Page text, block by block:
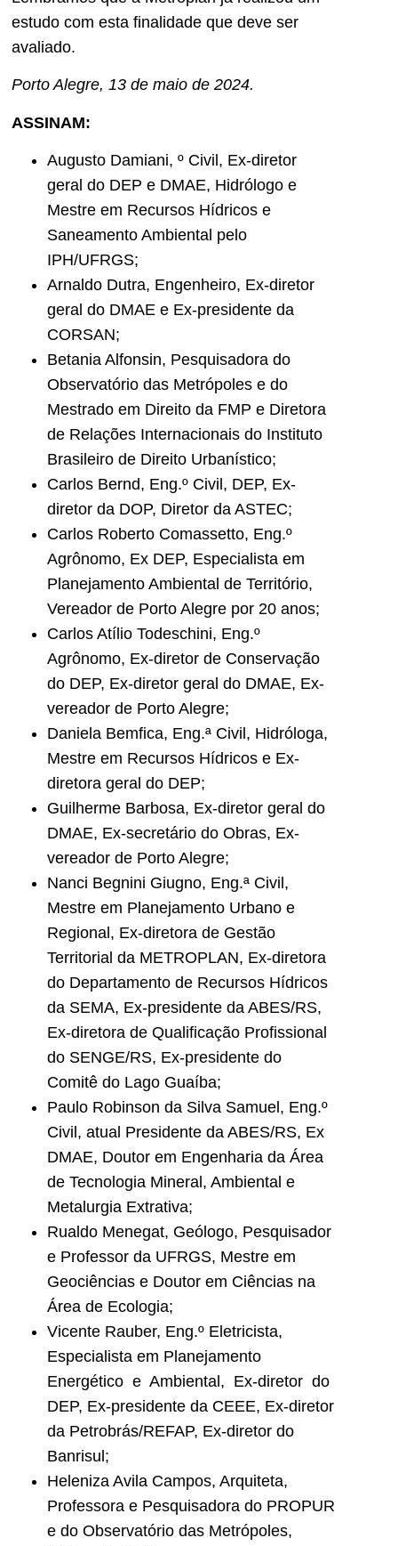
estudo com esta finalidade que deve ser
avaliado.
Porto Alegre, 13 de maio de 2024.
ASSINAM:
Augusto Damiani, º Civil, Ex-diretor
geral do DEP e DMAE, Hidrólogo e
Mestre em Recursos Hídricos e
Saneamento Ambiental pelo
IPH/UFRGS;
Arnaldo Dutra, Engenheiro, Ex-diretor
geral do DMAE e Ex-presidente da
CORSAN;
Betania Alfonsin, Pesquisadora do
Observatório das Metrópoles e do
Mestrado em Direito da FMP e Diretora
de Relações Internacionais do Instituto
Brasileiro de Direito Urbanístico;
Carlos Bernd, Eng.º Civil, DEP, Ex-
diretor da DOP, Diretor da ASTEC;
Carlos Roberto Comassetto, Eng.º
Agrônomo, Ex DEP, Especialista em
Planejamento Ambiental de Território,
Vereador de Porto Alegre por 20 anos;
Carlos Atílio Todeschini, Eng.º
Agrônomo, Ex-diretor de Conservação
do DEP, Ex-diretor geral do DMAE, Ex-
vereador de Porto Alegre;
Daniela Bemfica, Eng.ª Civil, Hidróloga,
Mestre em Recursos Hídricos e Ex-
diretora geral do DEP;
Guilherme Barbosa, Ex-diretor geral do
DMAE, Ex-secretário do Obras, Ex-
vereador de Porto Alegre;
Nanci Begnini Giugno, Eng.ª Civil,
Mestre em Planejamento Urbano e
Regional, Ex-diretora de Gestão
Territorial da METROPLAN, Ex-diretora
do Departamento de Recursos Hídricos
da SEMA, Ex-presidente da ABES/RS,
Ex-diretora de Qualificação Profissional
do SENGE/RS, Ex-presidente do
Comitê do Lago Guaíba;
Paulo Robinson da Silva Samuel, Eng.º
Civil, atual Presidente da ABES/RS, Ex
DMAE, Doutor em Engenharia da Área
de Tecnologia Mineral, Ambiental e
Metalurgia Extrativa;
Rualdo Menegat, Geólogo, Pesquisador
e Professor da UFRGS, Mestre em
Geociências e Doutor em Ciências na
Área de Ecologia;
Vicente Rauber, Eng.º Eletricista,
Especialista em Planejamento
Energético e Ambiental, Ex-diretor do
DEP, Ex-presidente da CEEE, Ex-diretor
da Petrobrás/REFAP, Ex-diretor do
Banrisul;
Heleniza Avila Campos, Arquiteta,
Professora e Pesquisadora do PROPUR
e do Observatório das Metrópoles,